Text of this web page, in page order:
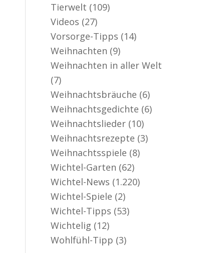
Tierwelt (109)
Videos (27)
Vorsorge-Tipps (14)
Weihnachten (9)
Weihnachten in aller Welt
(7)
Weihnachtsbräuche (6)
Weihnachtsgedichte (6)
Weihnachtslieder (10)
Weihnachtsrezepte (3)
Weihnachtsspiele (8)
Wichtel-Garten (62)
Wichtel-News (1.220)
Wichtel-Spiele (2)
Wichtel-Tipps (53)
Wichtelig (12)
Wohlfühl-Tipp (3)